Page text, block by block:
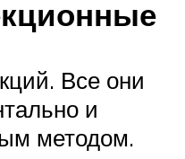
Все они
и
методом.